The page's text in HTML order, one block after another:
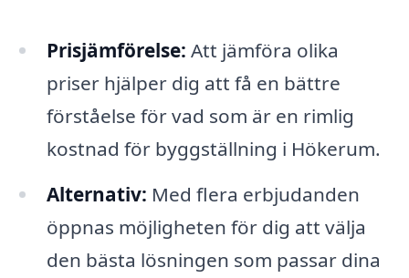
Prisjämförelse: Att jämföra olika
priser hjälper dig att få en bättre
förståelse för vad som är en rimlig
kostnad för byggställning i Hökerum.
Alternativ: Med flera erbjudanden
öppnas möjligheten för dig att välja
den bästa lösningen som passar dina